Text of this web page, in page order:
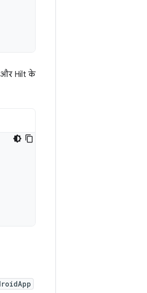
और Hilt के